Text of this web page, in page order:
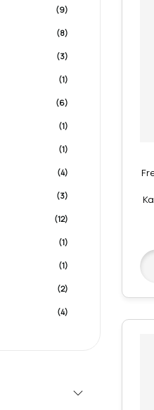
(9)
(8)
(3)
(1)
(6)
(1)
(1)
(4)
(3)
(12)
(1)
(1)
(2)
(4)